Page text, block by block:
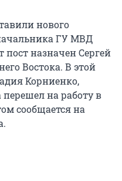
нового
ГУ МВД
пост назначен Сергей
Востока. В этой
Корниенко,
перешел на работу в
сообщается на